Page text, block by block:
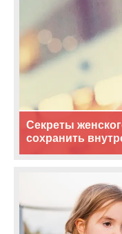
Секреты
сохранить